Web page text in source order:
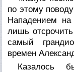
по этому
Нападением
лишь
самый
времен
Казалось